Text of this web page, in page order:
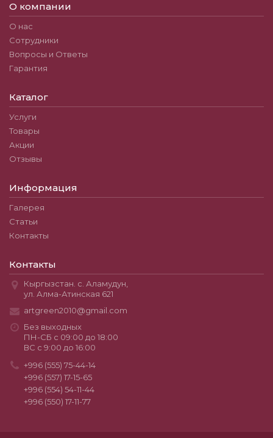
О компании
О нас
Сотрудники
Вопросы и Ответы
Гарантия
Каталог
Услуги
Товары
Акции
Отзывы
Информация
Галерея
Статьи
Контакты
Контакты
Кыргызстан. с. Аламудун,
ул. Алма-Атинская 621
artgreen2010@gmail.com
Без выходных
ПН-СБ с 09:00 до 18:00
ВС с 9:00 до 16:00
+996 (555) 75-44-14
+996 (557) 17-15-65
+996 (554) 54-11-44
+996 (550) 17-11-77